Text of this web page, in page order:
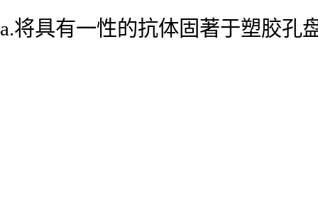
a.将具有一性的抗体固著于塑胶孔